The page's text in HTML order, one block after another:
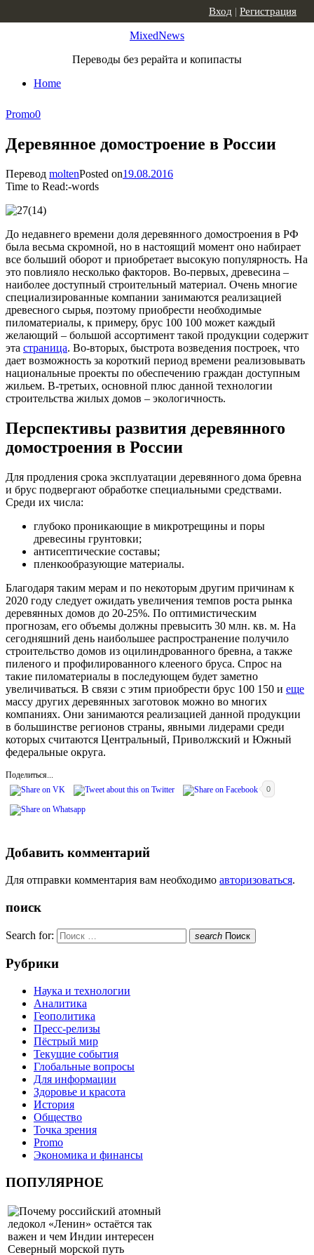
MixedNews
Переводы без рерайта и копипасты
Home
Вход | Регистрация
Promo0
Деревянное домостроение в России
Перевод moltenPosted on19.08.2016
Time to Read:-words
До недавнего времени доля деревянного домостроения в РФ
была весьма скромной, но в настоящий момент оно набирает
все больший оборот и приобретает высокую популярность. На
это повлияло несколько факторов. Во-первых, древесина –
наиболее доступный строительный материал. Очень многие
специализированные компании занимаются реализацией
древесного сырья, поэтому приобрести необходимые
пиломатериалы, к примеру, брус 100 100 может каждый
желающий – большой ассортимент такой продукции содержит
эта страница. Во-вторых, быстрота возведения построек, что
дает возможность за короткий период времени реализовывать
национальные проекты по обеспечению граждан доступным
жильем. В-третьих, основной плюс данной технологии
строительства жилых домов – экологичность.
Перспективы развития деревянного
домостроения в России
Для продления срока эксплуатации деревянного дома бревна
и брус подвергают обработке специальными средствами.
Среди их числа:
глубоко проникающие в микротрещины и поры
древесины грунтовки;
антисептические составы;
пленкообразующие материалы.
Благодаря таким мерам и по некоторым другим причинам к
2020 году следует ожидать увеличения темпов роста рынка
деревянных домов до 20-25%. По оптимистическим
прогнозам, его объемы должны превысить 30 млн. кв. м. На
сегодняшний день наибольшее распространение получило
строительство домов из оцилиндрованного бревна, а также
пиленого и профилированного клееного бруса. Спрос на
такие пиломатериалы в последующем будет заметно
увеличиваться. В связи с этим приобрести брус 100 150 и еще
массу других деревянных заготовок можно во многих
компаниях. Они занимаются реализацией данной продукции
в большинстве регионов страны, явными лидерами среди
которых считаются Центральный, Приволжский и Южный
федеральные округа.
Поделиться...
0
Добавить комментарий
Для отправки комментария вам необходимо авторизоваться.
поиск
Search for: search Поиск
Рубрики
Наука и технологии
Аналитика
Геополитика
Пресс-релизы
Пёстрый мир
Текущие события
Глобальные вопросы
Для информации
Здоровье и красота
История
Общество
Точка зрения
Promo
Экономика и финансы
ПОПУЛЯРНОЕ